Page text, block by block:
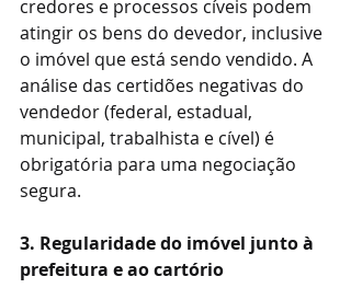
credores e processos cíveis podem
atingir os bens do devedor, inclusive
o imóvel que está sendo vendido. A
análise das certidões negativas do
vendedor (federal, estadual,
municipal, trabalhista e cível) é
obrigatória para uma negociação
segura.
3. Regularidade do imóvel junto à
prefeitura e ao cartório